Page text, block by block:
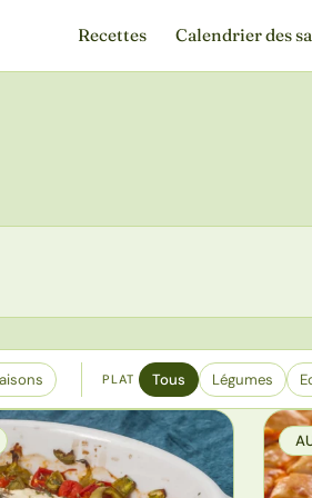
Recettes Calendrier des
PLAT Tous Légumes